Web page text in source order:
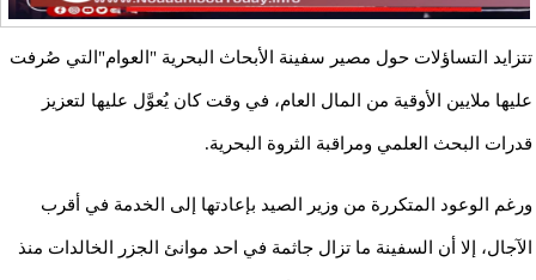
تتزايد التساؤلات حول مصير سفينة الأبحاث البحرية "العوام"التي صُرفت
عليها ملايين الأوقية من المال العام، في وقت كان يُعوَّل عليها لتعزيز
قدرات البحث العلمي ومراقبة الثروة البحرية.
ورغم الوعود المتكررة من وزير الصيد بإعادتها إلى الخدمة في أقرب
الآجال، إلا أن السفينة ما تزال جاثمة في احد موانئ الجزر الخالدات منذ